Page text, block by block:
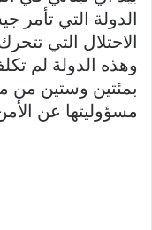
الدولة التي تأمر
الاحتلال التي
وهذه الدولة لم
بمئتين وستين من
مسؤوليتها عن